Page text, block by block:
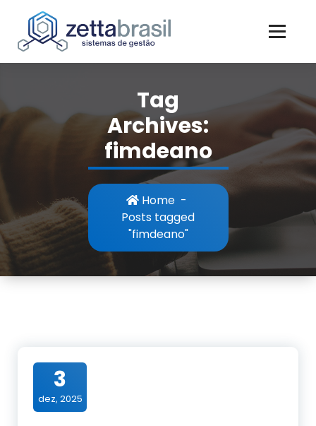
content
Tag
Archives:
fimdeano
Home -
Posts tagged
"fimdeano"
3
dez, 2025